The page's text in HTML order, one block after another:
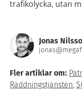
trafikolycka, utan
Jonas
Fler artiklar om:
Räddningstjänsten,